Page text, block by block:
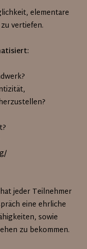
elementare
vertiefen.
jeder Teilnehmer
eine ehrliche
sowie
zu bekommen.